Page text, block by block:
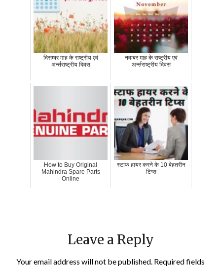
दिसम्बर माह के राष्‍ट्रीय एवं
अर्न्‍तराष्‍ट्रीय दिवस
नवम्बर माह के राष्‍ट्रीय एवं
अर्न्‍तराष्‍ट्रीय दिवस
How to Buy Original
Mahindra Spare Parts
Online
स्टाफ हायर करने के 10 बेहतरीन
टिप्स
Leave a Reply
Your email address will not be published. Required fields